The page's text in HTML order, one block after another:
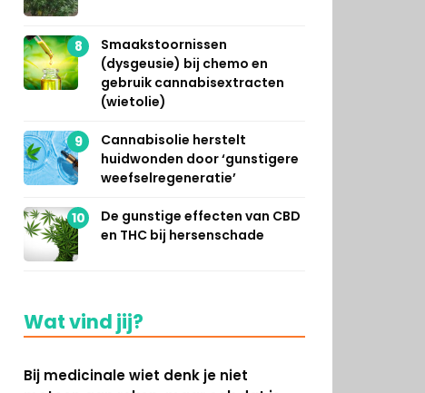
8
Smaakstoornissen
(dysgeusie) bij chemo en
gebruik cannabisextracten
(wietolie)
9
Cannabisolie herstelt
huidwonden door ‘gunstigere
weefselregeneratie’
10
De gunstige effecten van CBD
en THC bij hersenschade
Wat vind jij?
Bij medicinale wiet denk je niet